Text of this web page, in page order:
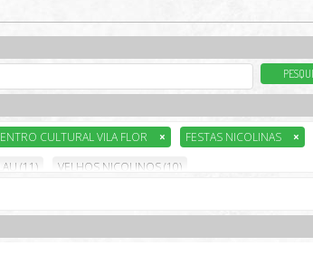
CULTURAL VILA FLOR × FESTAS NICOLINAS
×
(11)
VELHOS NICOLINOS (10)